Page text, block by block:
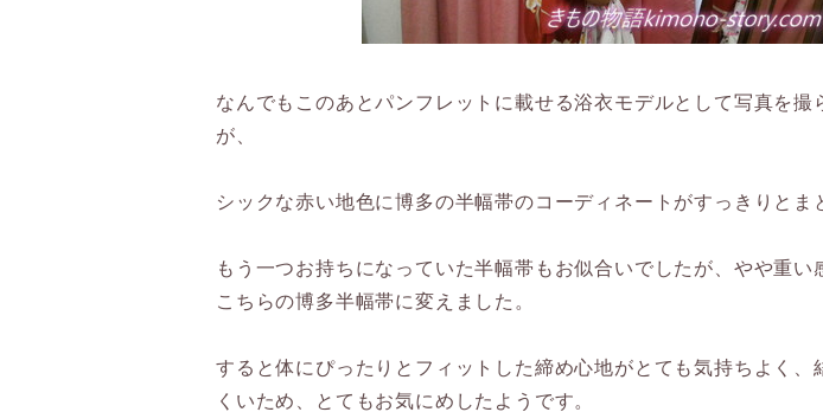
なんでもこのあとパンフレットに載せる浴衣モデルとして写真を撮
が、
シックな赤い地色に博多の半幅帯のコーディネートがすっきりとま
もう一つお持ちになっていた半幅帯もお似合いでしたが、やや重い
こちらの博多半幅帯に変えました。
すると体にぴったりとフィットした締め心地がとても気持ちよく、
くいため、とてもお気にめしたようです。